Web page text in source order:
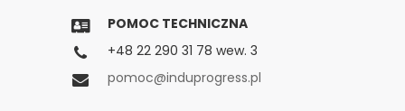
POMOC TECHNICZNA
+48 22 290 31 78 wew. 3
pomoc@induprogress.pl